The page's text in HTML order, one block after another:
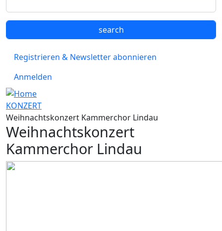
Registrieren & Newsletter abonnieren
Anmelden
KONZERT
Weihnachtskonzert Kammerchor Lindau
Weihnachtskonzert
Kammerchor Lindau